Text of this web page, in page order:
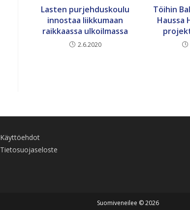
Lasten purjehduskoulu
innostaa liikkumaan
raikkaassa ulkoilmassa
2.6.2020
Töihin
Haussa
Käyttöehdot
Tietosuojaseloste
Suomiveneilee © 2026